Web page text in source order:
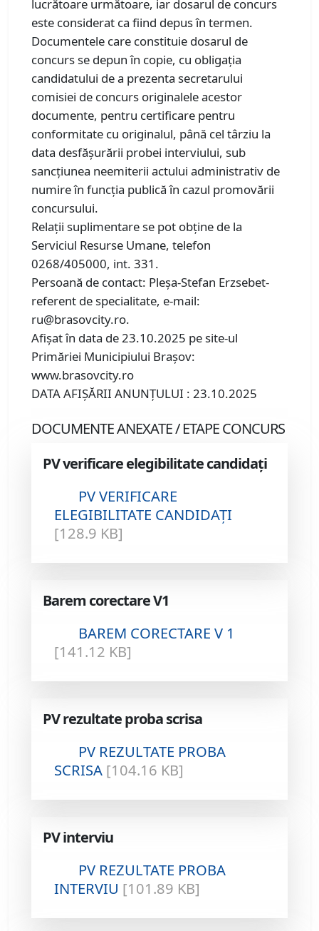
lucrătoare următoare, iar dosarul de concurs
este considerat ca fiind depus în termen.
Documentele care constituie dosarul de
concurs se depun în copie, cu obligația
candidatului de a prezenta secretarului
comisiei de concurs originalele acestor
documente, pentru certificare pentru
conformitate cu originalul, până cel târziu la
data desfășurării probei interviului, sub
sancțiunea neemiterii actului administrativ de
numire în funcția publică în cazul promovării
concursului.
Relații suplimentare se pot obține de la
Serviciul Resurse Umane, telefon
0268/405000, int. 331.
Persoană de contact: Pleșa-Stefan Erzsebet-
referent de specialitate, e-mail:
ru@brasovcity.ro.
Afișat în data de 23.10.2025 pe site-ul
Primăriei Municipiului Brașov:
www.brasovcity.ro
DATA AFIŞĂRII ANUNŢULUI : 23.10.2025
DOCUMENTE ANEXATE / ETAPE CONCURS
PV verificare elegibilitate candidați
PV VERIFICARE
ELEGIBILITATE CANDIDAȚI
[128.9 KB]
Barem corectare V1
BAREM CORECTARE V 1
[141.12 KB]
PV rezultate proba scrisa
PV REZULTATE PROBA
SCRISA [104.16 KB]
PV interviu
PV REZULTATE PROBA
INTERVIU [101.89 KB]